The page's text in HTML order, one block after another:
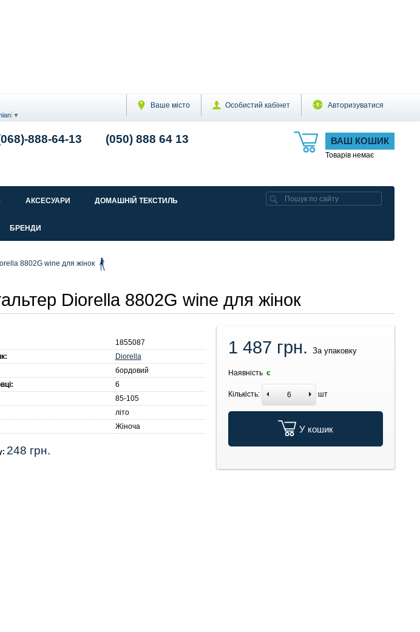
Ваше місто Особистий кабінет Авторизуватися
▼
ВАШ КОШИК
Товарів немає
888-64-13 (050) 888 64 13
АКСЕСУАРИ ДОМАШНІЙ ТЕКСТИЛЬ
БРЕНДИ
8802G wine для жінок
Diorella 8802G wine для жінок
1855087
Diorella
бордовий
6
85-105
літо
Жіноча
248 грн.
1 487 грн.За упаковку
Наявність є
Кількість: шт
У кошик